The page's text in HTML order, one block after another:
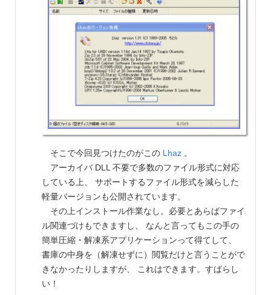
そこで今回見つけたのがこの Lhaz 。
アーカイバ DLL 不要で多数のファイル形式に対応
している上、 サポートするファイル形式を減らした
軽量バージョンも公開されています。
その上インストール作業なし。必要とあらばファイ
ル関連づけもできますし、 なんと言ってもこの手の
簡単圧縮・解凍系アプリケーションって得てして、
書庫の中身を（解凍せずに）閲覧だけと言うことがで
きなかったりしますが、 これはできます。すばらし
い！